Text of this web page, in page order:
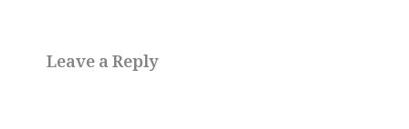
Leave a Reply